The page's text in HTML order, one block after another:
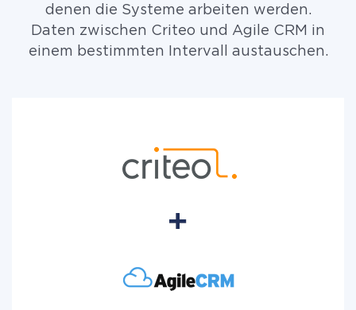
denen die Systeme arbeiten werden.
Daten zwischen Criteo und Agile CRM in
einem bestimmten Intervall austauschen.